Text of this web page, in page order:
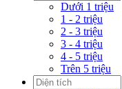
Dưới 1 triệu
1 - 2 triệu
2 - 3 triệu
3 - 4 triệu
4 - 5 triệu
Trên 5 triệu